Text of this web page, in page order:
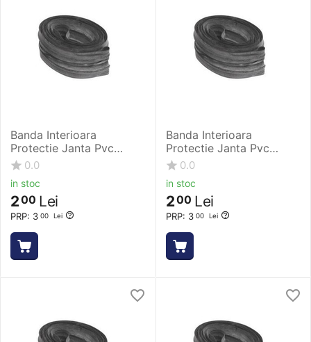
Banda Interioara
Protectie Janta Pvc
Rubena - 12 Inch, 13 x
203 mm
0.0
in stoc
PRP: 3 00 Lei
200 Lei
Banda Interioara
Protectie Janta Pvc
Rubena - 24 Inch, 13 x
507 mm
0.0
in stoc
PRP: 3 00 Lei
200 Lei